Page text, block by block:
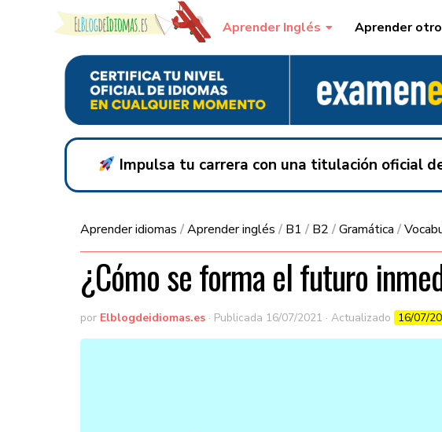
Skip to content Aprender Inglés Aprender
Impulsa tu carrera con una titulación oficial
Aprender idiomas /Aprender inglés / B1 / B2 /Gramática /
¿Cómo se forma el futuro
por Elblogdeidiomas.es · Publicada 16/07/2021 · Actualizado 16/07/